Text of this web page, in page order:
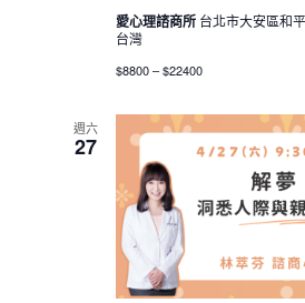
愛心理諮商所 台北市大安區和
台灣
$8800 – $22400
週六
27